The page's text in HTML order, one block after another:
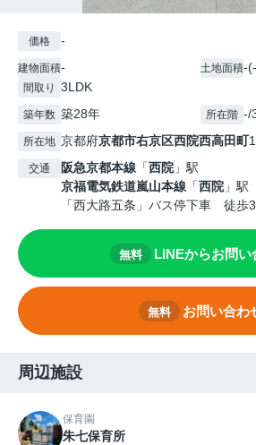
価格 -
建物面積- 土地面積-
間取り 3LDK
築年数 築28年 所在階 -/
所在地 京都府京都市右京区西院西高田町
交通 阪急京都本線 「西院 」駅
京福電気鉄道嵐山本線 「西院 」駅
「西大路五条」バス停下車 徒歩
無料 LINEからお問い
無料 お問い合わ
周辺施設
保育園
朱七保育所